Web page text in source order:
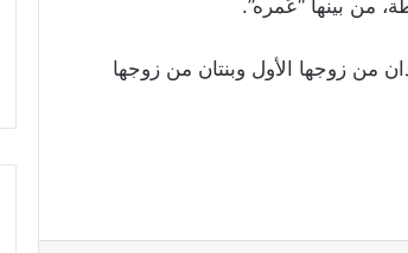
من بينها “عُمره”.
من زوجها الأول وبنتان من زوجها